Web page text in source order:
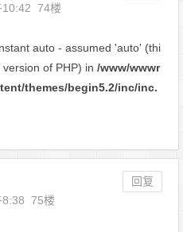
74楼
auto - assumed 'auto' (thi
version of PHP) in/www/wwwr
themes/begin5.2/inc/inc.
回复
75楼